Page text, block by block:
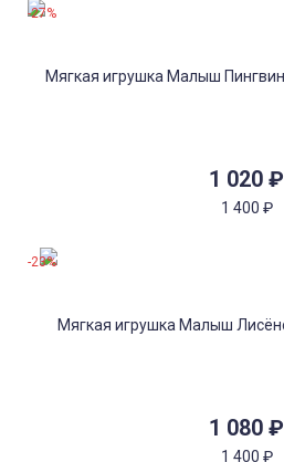
1 020 ₽
1 400 ₽
-27%
1 080 ₽
1 400 ₽
-23%